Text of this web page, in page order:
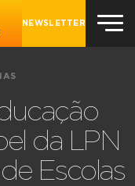
NEWSLETTER
da LPN
Escolas